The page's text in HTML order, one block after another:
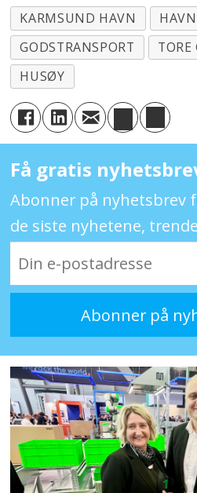
KARMSUND HAVN
HAVN
GODSTRANSPORT
TORE
HUSØY
Få gratis
Abonner på nyhetsbrev
de siste nyhetene,